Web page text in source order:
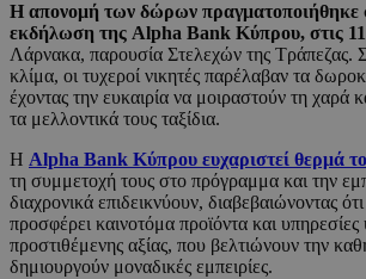
Η απονομή των δώρων πραγματοποιήθηκε
εκδήλωση της Alpha Bank Κύπρου, στις 11
Λάρνακα, παρουσία Στελεχών της Τράπεζας.
κλίμα, οι τυχεροί νικητές παρέλαβαν τα
έχοντας την ευκαιρία να μοιραστούν τη χαρά
τα μελλοντικά τους ταξίδια.
Η Alpha Bank Κύπρου ευχαριστεί θερμά
τη συμμετοχή τους στο πρόγραμμα και την
διαχρονικά επιδεικνύουν, διαβεβαιώνοντας
προσφέρει καινοτόμα προϊόντα και
προστιθέμενης αξίας, που βελτιώνουν την
δημιουργούν μοναδικές εμπειρίες.